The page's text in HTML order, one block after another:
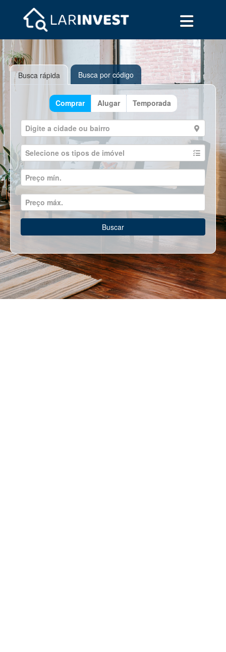
Busca rápida Busca por código
Comprar Alugar Temporada